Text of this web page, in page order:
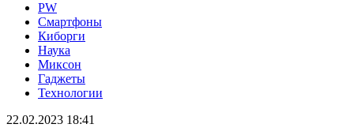
PW
Смартфоны
Киборги
Наука
Миксон
Гаджеты
Технологии
22.02.2023 18:41